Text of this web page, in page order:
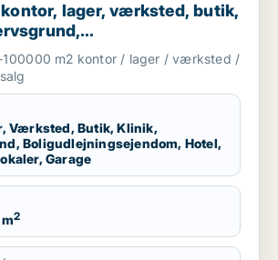
lager, værksted, butik,
hotel,
eller garage til salg i
100000 m2 kontor / lager / værksted /
Værksted, Butik, Klinik,
Boligudlejningsejendom, Hotel,
Garage
2